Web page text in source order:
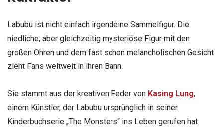
Labubu ist nicht einfach irgendeine Sammelfigur. Die
niedliche, aber gleichzeitig mysteriöse Figur mit den
großen Ohren und dem fast schon melancholischen Gesicht
zieht Fans weltweit in ihren Bann.
Sie stammt aus der kreativen Feder von Kasing Lung,
einem Künstler, der Labubu ursprünglich in seiner
Kinderbuchserie „The Monsters“ ins Leben gerufen hat.